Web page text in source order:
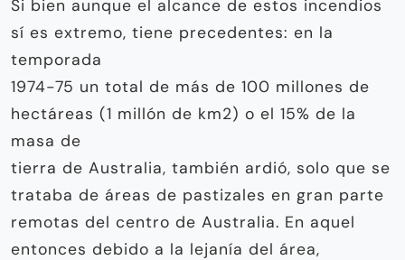
Si bien aunque el alcance de estos incendios
sí es extremo, tiene precedentes: en la
temporada
1974-75 un total de más de 100 millones de
hectáreas (1 millón de km2) o el 15% de la
masa de
tierra de Australia, también ardió, solo que se
trataba de áreas de pastizales en gran parte
remotas del centro de Australia. En aquel
entonces debido a la lejanía del área,